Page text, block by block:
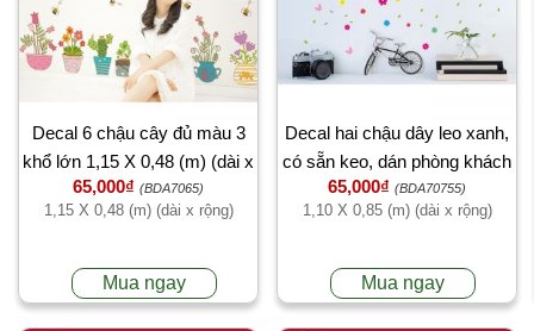
Decal 6 chậu cây đủ màu 3
khổ lớn 1,15 X 0,48 (m) (dài x
rộng)
65,000₫ (BDA7065)
1,15 X 0,48 (m) (dài x rộng)
Mua ngay
Decal hai chậu dây leo xanh,
có sẵn keo, dán phòng khách
quán đẹp
65,000₫ (BDA70755)
1,10 X 0,85 (m) (dài x rộng)
Mua ngay